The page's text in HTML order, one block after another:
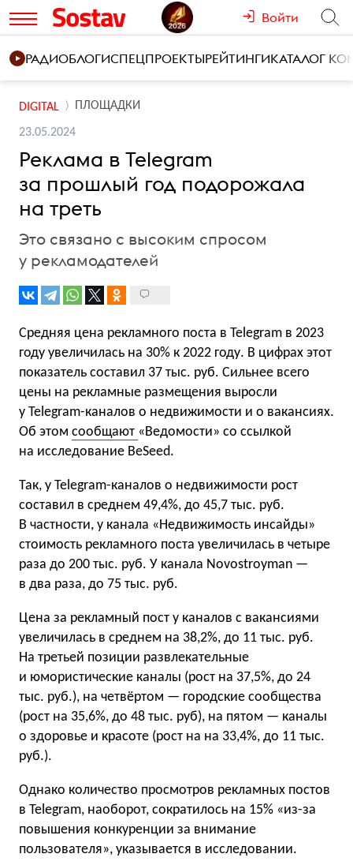
Войти
РАДИОБЛОГИСПЕЦПРОЕКТЫРЕЙТИНГИКАТАЛОГ
DIGITAL ПЛОЩАДКИ
23.05.2024
Реклама в Telegram
за прошлый год подорожала
на треть
Это связано с высоким спросом
у рекламодателей
Средняя цена рекламного поста в Telegram в 2023
году увеличилась на 30% к 2022 году. В цифрах этот
показатель составил 37 тыс. руб. Сильнее всего
цены на рекламные размещения выросли
у Telegram-каналов о недвижимости и о вакансиях.
Об этом сообщают «Ведомости» со ссылкой
на исследование BeSeed.
Так, у Telegram-каналов о недвижимости рост
составил в среднем 49,4%, до 45,7 тыс. руб.
В частности, у канала «Недвижимость инсайды»
стоимость рекламного поста увеличилась в четыре
раза до 200 тыс. руб. У канала Novostroyman —
в два раза, до 75 тыс. руб.
Цена за рекламный пост у каналов с вакансиями
увеличилась в среднем на 38,2%, до 11 тыс. руб.
На третьей позиции развлекательные
и юмористические каналы (рост на 37,5%, до 24
тыс. руб.), на четвёртом — городские сообщества
(рост на 35,6%, до 48 тыс. руб), на пятом — каналы
о здоровье и красоте (рост на на 33,4%, до 11 тыс.
руб.).
Однако количество просмотров рекламных постов
в Telegram, наоборот, сократилось на 15% «из-за
повышения конкуренции за внимание
пользователя», указывается в исследовании.